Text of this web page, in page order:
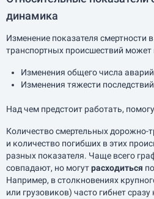
динамика
Изменение показателя смертности
транспортных происшествий может
Изменения общего числа
Изменения тяжести
Над чем предстоит работать,
Количество смертельных дорожно-
и количество погибших в этих
разных показателя. Чаще всего
совпадают, но могутрасходиться
Например, в столкновениях
или грузовиков) часто гибнет